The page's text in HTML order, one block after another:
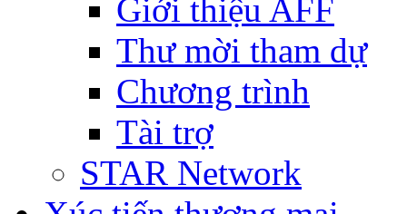
Giới thiệu AFF
Thư mời tham dự
Chương trình
Tài trợ
STAR Network